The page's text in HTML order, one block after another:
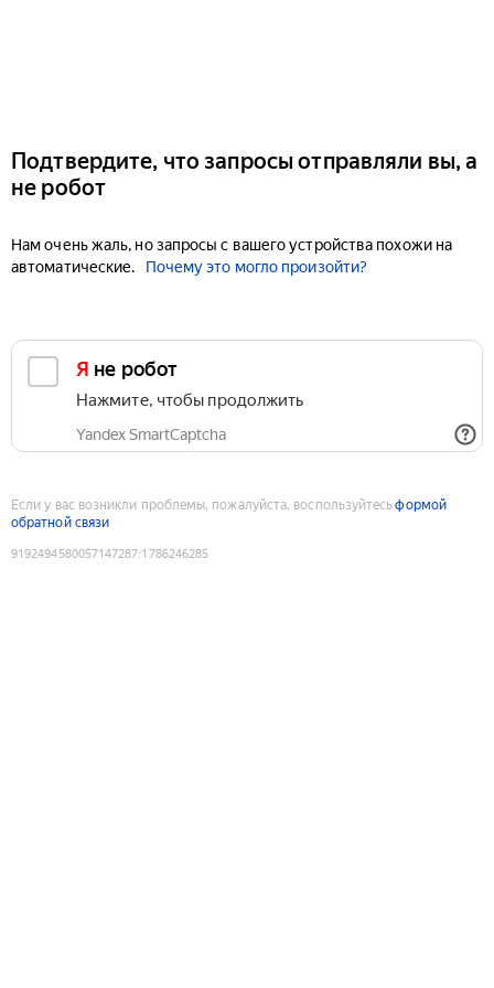
Подтвердите, что запросы отправляли вы, а
не робот
Нам очень жаль, но запросы с вашего устройства похожи на
автоматические.
Почему это могло произойти?
Я не робот
Нажмите, чтобы продолжить
Yandex SmartCaptcha
Если у вас возникли проблемы, пожалуйста, воспользуйтесьформой
обратной связи
9192494580057147287:1786246285